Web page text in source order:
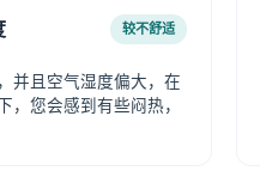
较不舒适
并且空气湿度偏大，在
，您会感到有些闷热，